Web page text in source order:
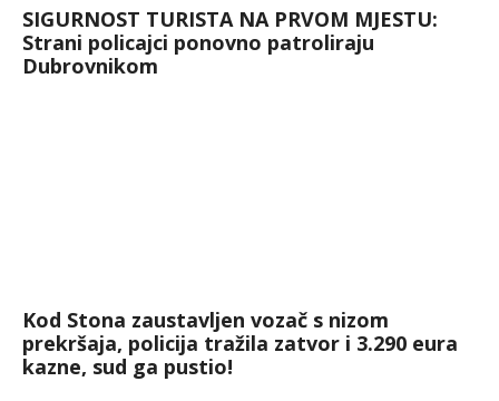
SIGURNOST TURISTA NA PRVOM MJESTU:
Strani policajci ponovno patroliraju
Dubrovnikom
Kod Stona zaustavljen vozač s nizom
prekršaja, policija tražila zatvor i 3.290 eura
kazne, sud ga pustio!